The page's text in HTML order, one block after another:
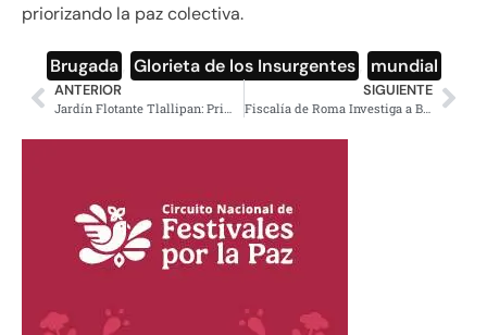
priorizando la paz colectiva.
Brugada Glorieta de los Insurgentes mundial
ANTERIOR SIGUIENTE
Fiscalía de Roma Investiga a Ben Gvir por Secuestro de Activistas